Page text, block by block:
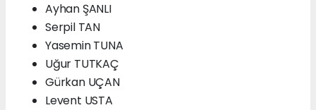
Ayhan ŞANLI
Serpil TAN
Yasemin TUNA
Uğur TUTKAÇ
Gürkan UÇAN
Levent USTA